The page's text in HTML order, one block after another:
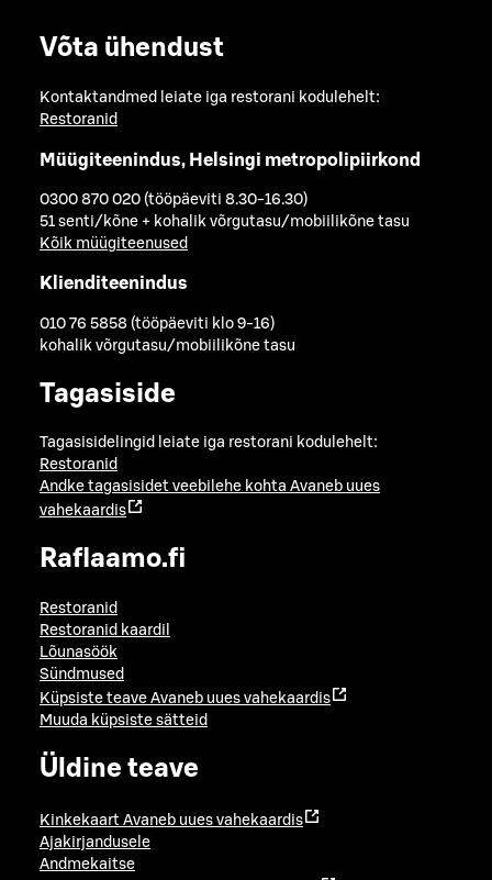
Võta ühendust
Kontaktandmed leiate iga restorani kodulehelt:
Restoranid
Müügiteenindus, Helsingi metropolipiirkond
0300 870 020 (tööpäeviti 8.30-16.30)
51 senti/kõne + kohalik võrgutasu/mobiilikõne tasu
Kõik müügiteenused
Klienditeenindus
010 76 5858 (tööpäeviti klo 9-16)
kohalik võrgutasu/mobiilikõne tasu
Tagasiside
Tagasisidelingid leiate iga restorani kodulehelt:
Restoranid
Andke tagasisidet veebilehe kohta Avaneb uues
vahekaardis
Raflaamo.fi
Restoranid
Restoranid kaardil
Lõunasöök
Sündmused
Küpsiste teave Avaneb uues vahekaardis
Muuda küpsiste sätteid
Üldine teave
Kinkekaart Avaneb uues vahekaardis
Ajakirjandusele
Andmekaitse